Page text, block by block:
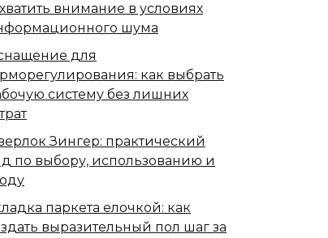
внимание в условиях
шума
для
как выбрать
систему без лишних
Зингер: практический
по выбору, использованию и
паркета елочкой: как
выразительный пол шаг за